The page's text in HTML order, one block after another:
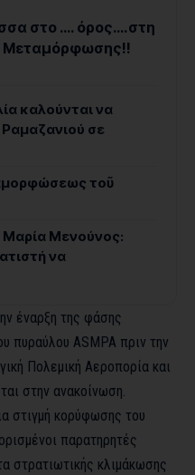
στο …. όρος….στη
Μεταμόρφωσης!!
καλούνται να
σε
τοῦ
Μαρία Μενούνος:
να
έναρξη της φάσης
πυραύλου ASMPA πριν την
Πολεμική Αεροπορία και
στην ανακοίνωση.
στιγμή κορύφωσης του
παρατηρητές
στρατιωτικής κλιμάκωσης